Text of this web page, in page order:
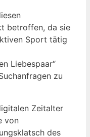
betroffen, da sie
Sport tätig
Liebespaar“
zu
Zeitalter
von
des